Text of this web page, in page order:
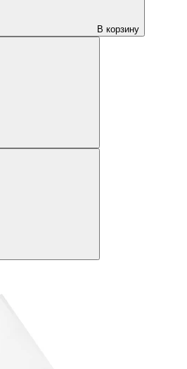
В корзину